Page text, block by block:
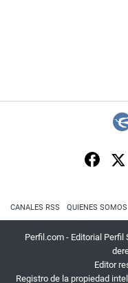
CANALES RSS QUIENES SOMOS
Perfil.com - Editorial Perfil
Editor
Registro de la propiedad